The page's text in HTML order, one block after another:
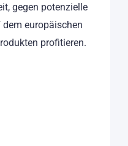
gegen potenzielle
europäischen
profitieren.